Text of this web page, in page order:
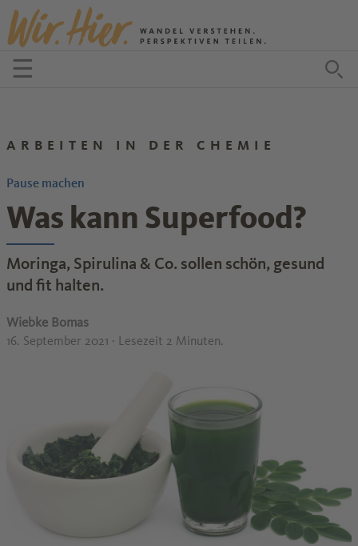
Zum Inhalt springen
☰Menü öffnen
ARBEITEN IN DER CHEMIE
Pause machen
Was kann Superfood?
Moringa, Spirulina & Co. sollen schön, gesund
und fit halten.
Wiebke Bomas
16. September 2021 · Lesezeit 2 Minuten.